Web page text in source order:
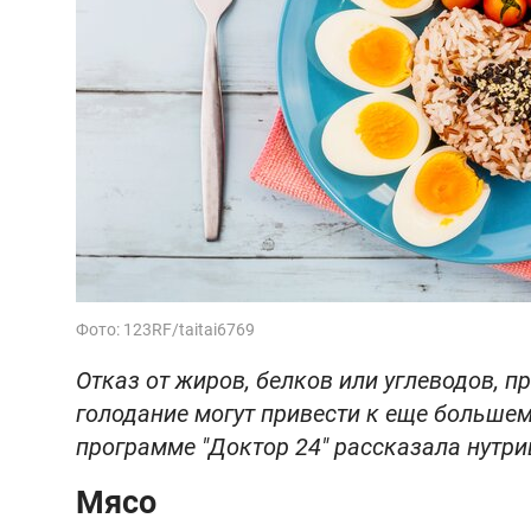
Фото: 123RF/taitai6769
Отказ от жиров, белков или углеводов,
голодание могут привести к еще
программе "Доктор 24" рассказала
Мясо